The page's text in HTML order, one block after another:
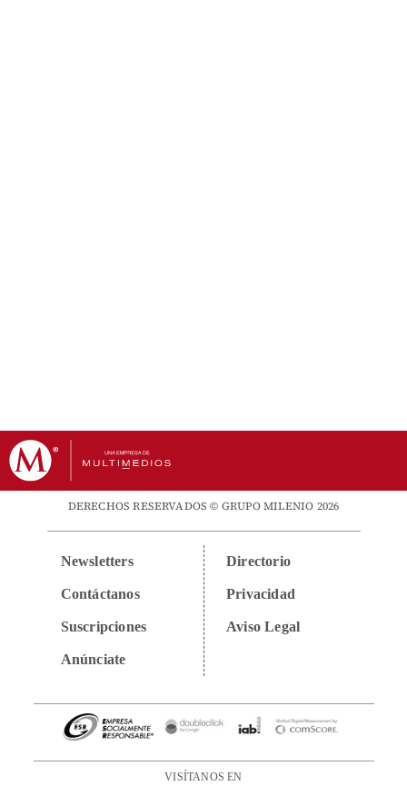
DERECHOS RESERVADOS © GRUPO MILENIO 2026
Newsletters
Contáctanos
Suscripciones
Anúnciate
Directorio
Privacidad
Aviso Legal
VISÍTANOS EN